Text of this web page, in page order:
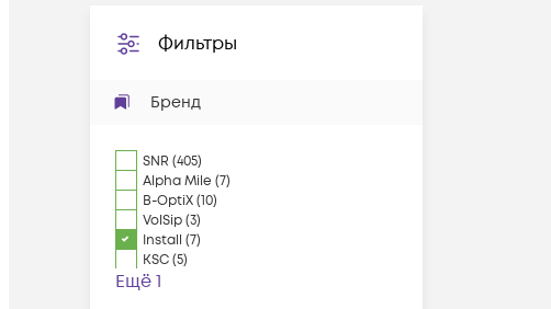
Фильтры
Бренд
SNR (405)
Alpha Mile (7)
B-OptiX(10)
VolSip(3)
Install (7)
KSC(5)
Ещё 1